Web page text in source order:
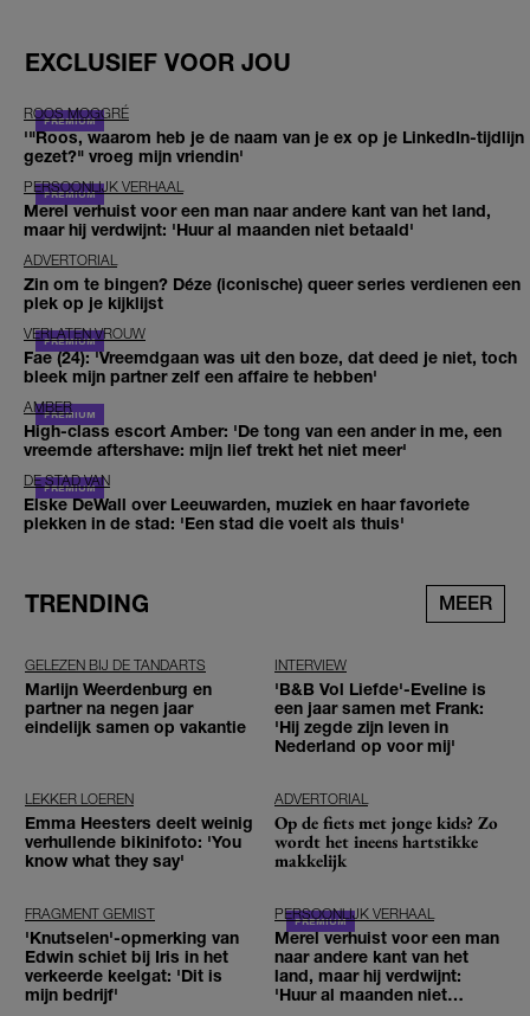
EXCLUSIEF VOOR JOU
ROOS MOGGRÉ
'"Roos, waarom heb je de naam van je ex op je LinkedIn-tijdlijn
gezet?" vroeg mijn vriendin'
PERSOONLIJK VERHAAL
Merel verhuist voor een man naar andere kant van het land,
maar hij verdwijnt: 'Huur al maanden niet betaald'
ADVERTORIAL
Zin om te bingen? Déze (iconische) queer series verdienen een
plek op je kijklijst
VERLATEN VROUW
Fae (24): 'Vreemdgaan was uit den boze, dat deed je niet, toch
bleek mijn partner zelf een affaire te hebben'
AMBER
High-class escort Amber: 'De tong van een ander in me, een
vreemde aftershave: mijn lief trekt het niet meer'
DE STAD VAN
Elske DeWall over Leeuwarden, muziek en haar favoriete
plekken in de stad: 'Een stad die voelt als thuis'
TRENDING MEER
GELEZEN BIJ DE TANDARTS
Marlijn Weerdenburg en
partner na negen jaar
eindelijk samen op vakantie
INTERVIEW
'B&B Vol Liefde'-Eveline is
een jaar samen met Frank:
'Hij zegde zijn leven in
Nederland op voor mij'
LEKKER LOEREN
Emma Heesters deelt weinig
verhullende bikinifoto: 'You
know what they say'
ADVERTORIAL
Op de fiets met jonge kids? Zo
wordt het ineens hartstikke
makkelijk
FRAGMENT GEMIST
'Knutselen'-opmerking van
Edwin schiet bij Iris in het
verkeerde keelgat: 'Dit is
mijn bedrijf'
PERSOONLIJK VERHAAL
Merel verhuist voor een man
naar andere kant van het
land, maar hij verdwijnt:
'Huur al maanden niet